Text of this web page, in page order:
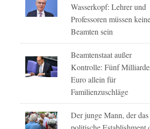
Wasserkopf: Lehrer und
Professoren müssen
Beamten sein
Beamtenstaat außer
Kontrolle: Fünf
Euro allein für
Familienzuschläge
Der junge Mann, der das